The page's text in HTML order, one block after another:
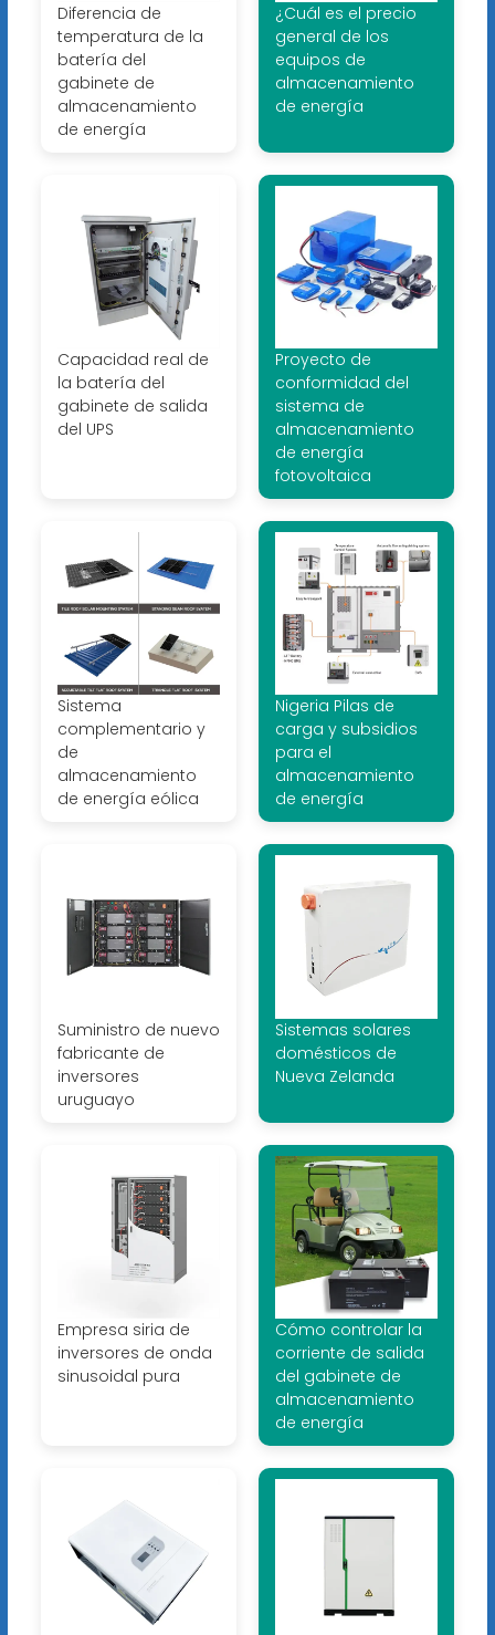
Diferencia de
temperatura de la
batería del
gabinete de
almacenamiento
de energía
¿Cuál es el precio
general de los
equipos de
almacenamiento
de energía
Capacidad real de
la batería del
gabinete de salida
del UPS
Proyecto de
conformidad del
sistema de
almacenamiento
de energía
fotovoltaica
Sistema
complementario y
de
almacenamiento
de energía eólica
Nigeria Pilas de
carga y subsidios
para el
almacenamiento
de energía
Suministro de nuevo
fabricante de
inversores
uruguayo
Sistemas solares
domésticos de
Nueva Zelanda
Empresa siria de
inversores de onda
sinusoidal pura
Cómo controlar la
corriente de salida
del gabinete de
almacenamiento
de energía